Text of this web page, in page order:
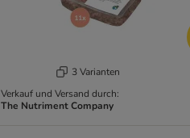
3 Varianten
Verkauf und Versand durch:
The Nutriment Company